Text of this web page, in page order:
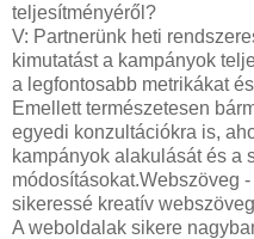
teljesítményéről?
V: Partnerünk heti
kimutatást a kampányok
a legfontosabb metrikákat
Emellett természetesen
egyedi konzultációkra is,
kampányok alakulását és a
módosításokat.Webszöveg
sikeressé kreatív
A weboldalak sikere